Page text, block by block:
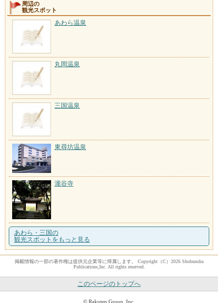
周辺の
観光スポット
あわら温泉
丸岡温泉
三国温泉
東尋坊温泉
瀧谷寺
あわら・三国の
観光スポットをもっと見る
掲載情報の一部の著作権は提供元企業等に帰属します。 Copyright（C）2026 Shobunsha
Publications,Inc. All rights reserved.
このページのトップへ
© Rakuten Group, Inc.